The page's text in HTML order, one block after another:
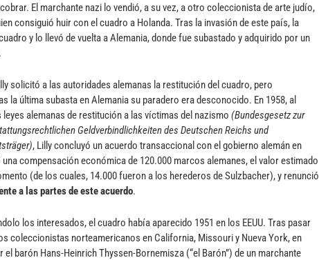
El marchante nazi lo vendió, a su vez, a otro coleccionista de arte judío,
consiguió huir con el cuadro a Holanda. Tras la invasión de este país, la
y lo llevó de vuelta a Alemania, donde fue subastado y adquirido por un
solicitó a las autoridades alemanas la restitución del cuadro, pero
la última subasta en Alemania su paradero era desconocido. En 1958, al
leyes alemanas de restitución a las víctimas del nazismo (Bundesgesetz zur
Geldverbindlichkeiten des Deutschen Reichs und
, Lilly concluyó un acuerdo transaccional con el gobierno alemán en
compensación económica de 120.000 marcos alemanes, el valor estimado
(de los cuales, 14.000 fueron a los herederos de Sulzbacher), y renunció
a las partes de este acuerdo.
los interesados, el cuadro había aparecido 1951 en los EEUU. Tras pasar
coleccionistas norteamericanos en California, Missouri y Nueva York, en
el barón Hans-Heinrich Thyssen-Bornemisza (“el Barón”) de un marchante